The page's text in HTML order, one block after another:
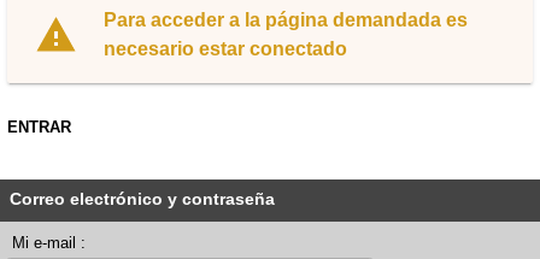
Para acceder a la página demandada es
necesario estar conectado
ENTRAR
Correo electrónico y contraseña
Mi e-mail :